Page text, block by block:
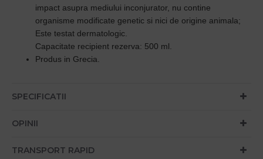
impact asupra mediului inconjurator, nu contine
organisme modificate genetic si nici de origine animala;
Este testat dermatologic.
Capacitate recipient rezerva: 500 ml.
Produs in Grecia.
SPECIFICATII
OPINII
TRANSPORT RAPID